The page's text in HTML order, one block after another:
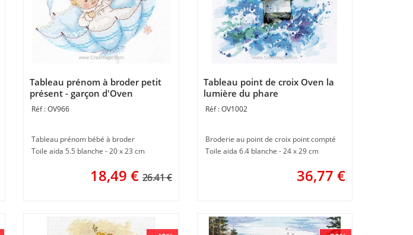
Tableau prénom à broder petit
présent - garçon d'Oven
OV966
Tableau prénom bébé à broder
Toile aida 5.5 blanche - 20 x 23 cm
18,49 € 26.41 €
Tableau point de croix Oven la
lumière du phare
OV1002
Broderie au point de croix point compté
Toile aida 6.4 blanche - 24 x 29 cm
36,77 €